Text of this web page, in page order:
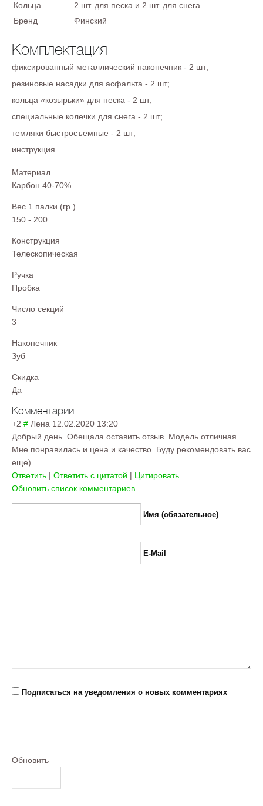
Кольца
2 шт. для песка и 2 шт. для снега
Бренд
Финский
Комплектация
фиксированный металлический наконечник - 2 шт;
резиновые насадки для асфальта - 2 шт;
кольца «козырьки» для песка - 2 шт;
специальные колечки для снега - 2 шт;
темляки быстросъемные - 2 шт;
инструкция.
Материал
Карбон 40-70%
Вес 1 палки (гр.)
150 - 200
Конструкция
Телескопическая
Ручка
Пробка
Число секций
3
Наконечник
Зуб
Скидка
Да
Комментарии
+2 # Лена 12.02.2020 13:20
Добрый день. Обещала оставить отзыв. Модель отличная.
Мне понравилась и цена и качество. Буду рекомендовать вас
еще)
Ответить | Ответить с цитатой | Цитировать
Обновить список комментариев
Имя (обязательное)
E-Mail
Подписаться на уведомления о новых комментариях
Обновить